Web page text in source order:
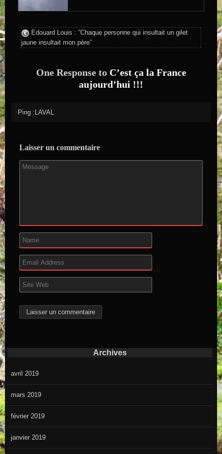
Edouard Louis : ”Chaque personne qui insultait un gilet
jaune insultait mon père”
One Response to C’est ça la France
aujourd’hui !!!
Ping :LAVAL
Laisser un commentaire
Archives
avril 2019
mars 2019
février 2019
janvier 2019